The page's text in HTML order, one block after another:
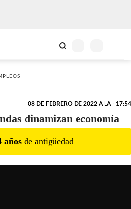
08 DE FEBRERO DE 2022 A LA - 17:54
dinamizan economía
años de antigüedad